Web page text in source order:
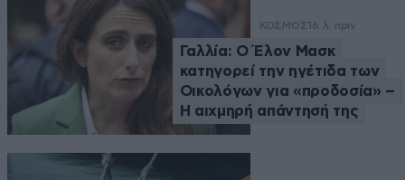
ΚΟΣΜΟΣ 16 λ. πριν
Γαλλία: Ο Έλον Μασκ
κατηγορεί την ηγέτιδα των
Οικολόγων για «προδοσία» –
Η αιχμηρή απάντησή της